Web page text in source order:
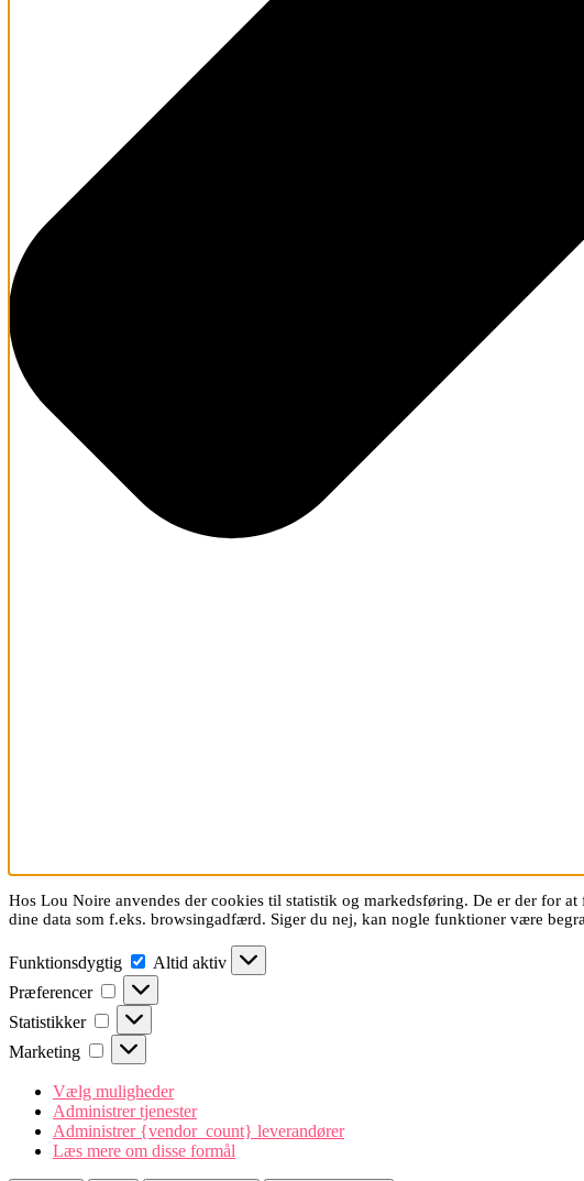
Hos Lou Noire anvendes der cookies til statistik og markedsføring. De er der for
dine data som f.eks. browsingadfærd. Siger du nej, kan nogle funktioner være
Funktionsdygtig Funktionsdygtig
Altid aktiv
Præferencer
Præferencer
Statistikker Statistikker
Marketing Marketing
Vælg muligheder
Administrer tjenester
Administrer {vendor_count} leverandører
Læs mere om disse formål